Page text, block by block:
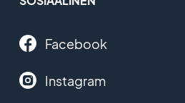
Facebook
Instagram